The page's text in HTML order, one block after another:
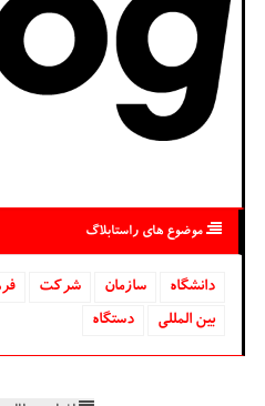
موضوع های راستابلاگ
دانشگاه‌ سازمان شركت
بین المللی
دستگاه